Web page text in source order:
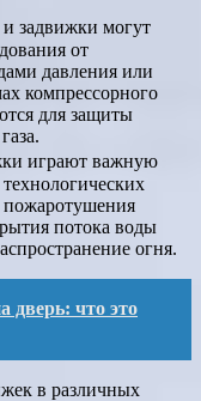
задвижки могут
от
давления или
компрессорного
для защиты
играют важную
пожаротушения
потока воды
огня.
дверь: что это
в различных